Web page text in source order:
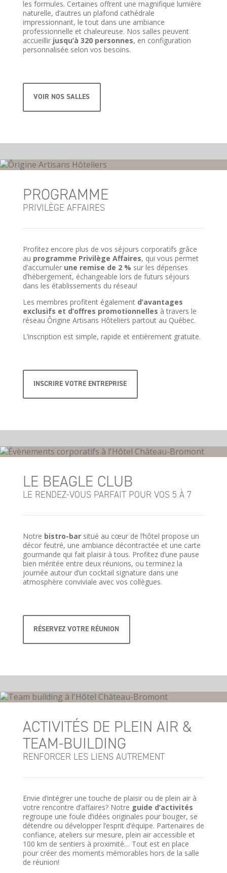
les formules. Certaines offrent une magnifique lumière
naturelle, d’autres un plafond cathédrale
impressionnant, le tout dans une ambiance
professionnelle et chaleureuse. Nos salles peuvent
accueillir jusqu’à 320 personnes, en configuration
personnalisée selon vos besoins.
VOIR NOS SALLES
PROGRAMME
PRIVILÈGE AFFAIRES
Profitez encore plus de vos séjours corporatifs grâce
au programme Privilège Affaires, qui vous permet
d’accumuler une remise de 2 % sur les dépenses
d’hébergement, échangeable lors de futurs séjours
dans les établissements du réseau!
Les membres profitent égalementd’avantages
exclusifs et d’offres promotionnelles à travers le
réseau Ôrigine Artisans Hôteliers partout au Québec.
L’inscription est simple, rapide et entièrement gratuite.
INSCRIRE VOTRE ENTREPRISE
LE BEAGLE CLUB
LE RENDEZ-VOUS PARFAIT POUR VOS 5 À 7
Notre bistro-barsitué au cœur de l’hôtel propose un
décor feutré, une ambiance décontractée et une carte
gourmande qui fait plaisir à tous. Profitez d’une pause
bien méritée entre deux réunions, ou terminez la
journée autour d’un cocktail signature dans une
atmosphère conviviale avec vos collègues.
RÉSERVEZ VOTRE RÉUNION
ACTIVITÉS DE PLEIN AIR &
TEAM-BUILDING
RENFORCER LES LIENS AUTREMENT
Envie d’intégrer une touche de plaisir ou de plein air à
votre rencontre d’affaires? Notre guide d’activités
regroupe une foule d’idées originales pour bouger, se
détendre ou développer l’esprit d’équipe. Partenaires de
confiance, ateliers sur mesure, plein air accessible et
100 km de sentiers à proximité… Tout est en place
pour créer des moments mémorables hors de la salle
de réunion!